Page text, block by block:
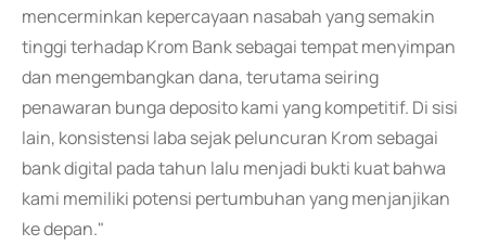
mencerminkan kepercayaan nasabah yang semakin
tinggi terhadap Krom Bank sebagai tempat menyimpan
dan mengembangkan dana, terutama seiring
penawaran bunga deposito kami yang kompetitif. Di sisi
lain, konsistensi laba sejak peluncuran Krom sebagai
bank digital pada tahun lalu menjadi bukti kuat bahwa
kami memiliki potensi pertumbuhan yang menjanjikan
ke depan."